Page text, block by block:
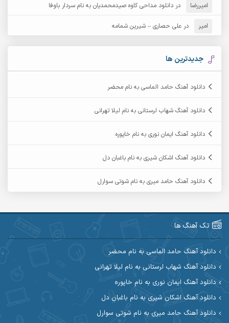
آرش مهرابی آرش نظری
آرشام
آرکاداش
آرین صیادی
آرین مریدی
آوات بوکانی آوات یگانه
آیت احمدنژاد
ابراهیم شمس ابوالحسن جاویدان
امیررضا در دانلود مداحی کاوه صیدمحمدیان به نام سردار باوفا
امیر در علی حصاری – شیرین شمامه
جدیدترین ها
دانلود آهنگ حامد الماسی به نام محضر
دانلود آهنگ شهاب لرستانی به نام لیلا تهرانی
دانلود آهنگ ایمان نوری به نام خاپوره
دانلود آهنگ اشکان شیری به نام باغبان دل
دانلود آهنگ حامد میری به نام شوتی سوارل
تک آهنگ ها
دانلود آهنگ حامد الماسی به نام محضر
دانلود آهنگ شهاب لرستانی به نام لیلا تهرانی
دانلود آهنگ ایمان نوری به نام خاپوره
دانلود آهنگ اشکان شیری به نام باغبان دل
دانلود آهنگ حامد میری به نام شوتی سوارل